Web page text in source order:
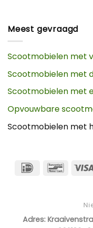
Meest gevraagd
Scootmobielen met
Scootmobielen met
Scootmobielen met
Opvouwbare
Scootmobielen met
IDeal
Adres: